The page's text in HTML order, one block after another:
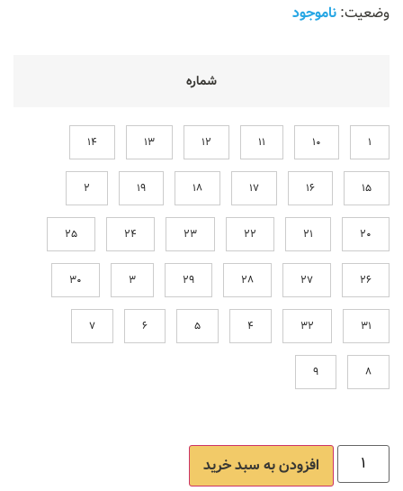
ناموجود
شماره
1
10
11
12
13
14
15
16
17
18
19
2
20
21
22
23
24
25
26
27
28
29
3
30
31
32
4
5
6
7
8
9
افزودن به سبد خرید